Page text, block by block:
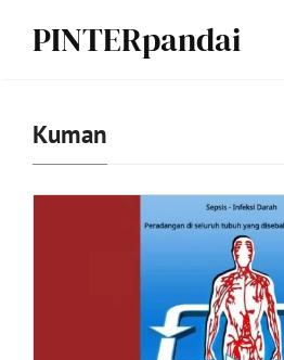
PINTERpandai
Kuman